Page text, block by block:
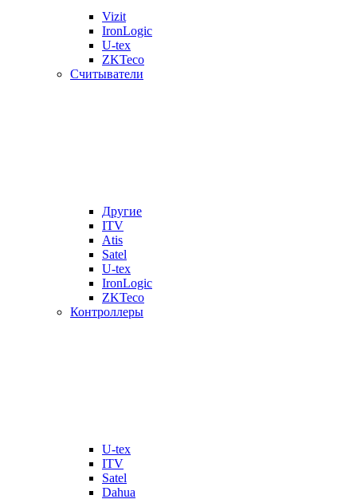
Vizit
IronLogic
U-tex
ZKTeco
Считыватели
Другие
ITV
Atis
Satel
U-tex
IronLogic
ZKTeco
Контроллеры
U-tex
ITV
Satel
Dahua